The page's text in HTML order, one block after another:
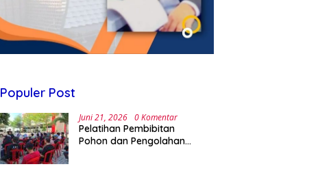
Populer Post
Juni 21, 2026 0 Komentar
Pelatihan Pembibitan
Pohon dan Pengolahan